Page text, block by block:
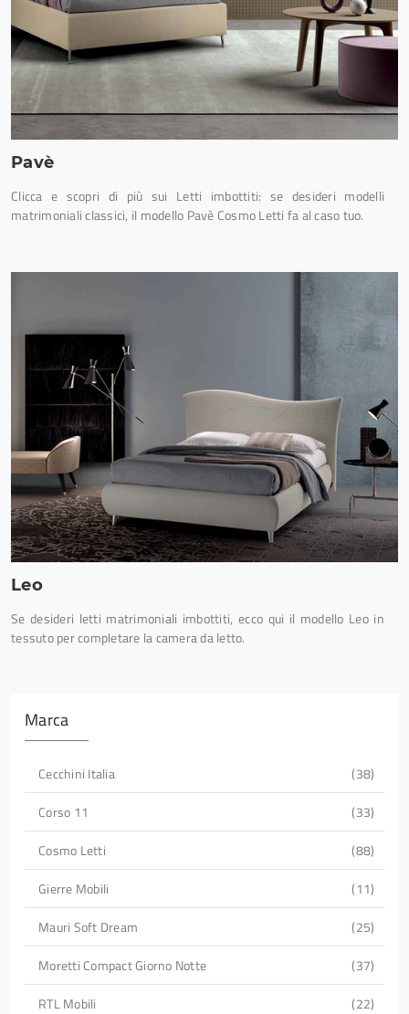
Marca
Cecchini Italia
38
Corso 11
33
Cosmo Letti
88
Gierre Mobili
11
Mauri Soft Dream
25
Moretti Compact Giorno Notte
37
RTL Mobili
22
Pavè
Clicca e scopri di più sui Letti imbottiti: se desideri modelli
matrimoniali classici, il modello Pavè Cosmo Letti fa al caso tuo.
Leo
Se desideri letti matrimoniali imbottiti, ecco qui il modello Leo in
tessuto per completare la camera da letto.